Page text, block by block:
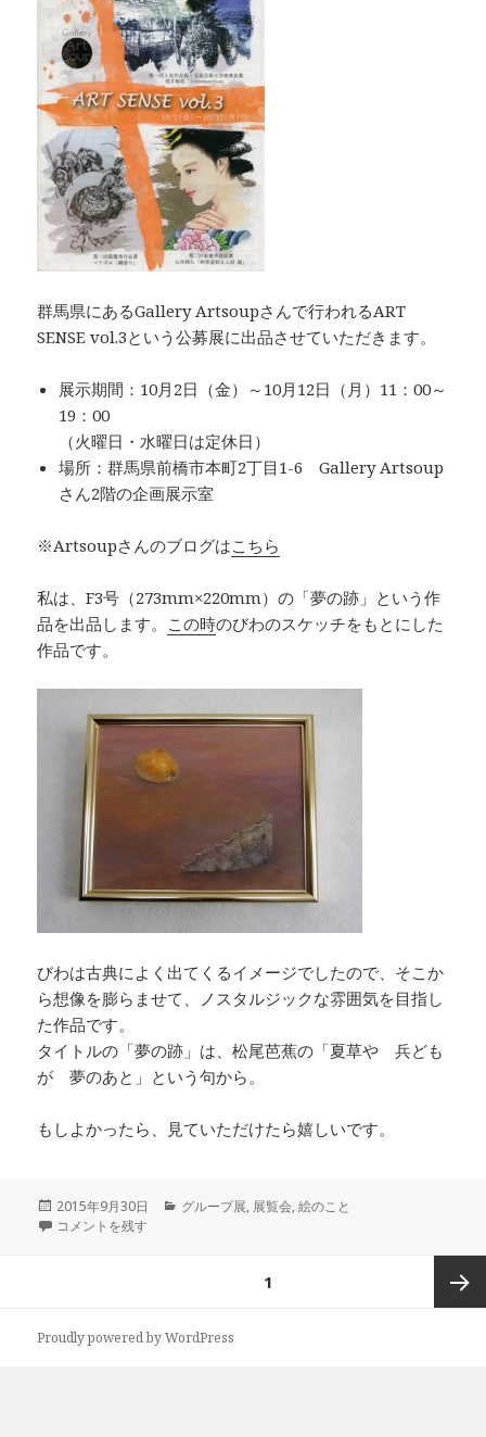
群馬県にあるGallery Artsoupさんで行われるART
SENSE vol.3という公募展に出品させていただきます。
展示期間：10月2日（金）～10月12日（月）11：00～
19：00
（火曜日・水曜日は定休日）
場所：群馬県前橋市本町2丁目1-6 Gallery Artsoup
さん2階の企画展示室
※Artsoupさんのブログはこちら
私は、F3号（273mm×220mm）の「夢の跡」という作
品を出品します。 この時のびわのスケッチをもとにした
作品です。
びわは古典によく出てくるイメージでしたので、そこか
ら想像を膨らませて、ノスタルジックな雰囲気を目指し
た作品です。
タイトルの「夢の跡」は、松尾芭蕉の「夏草や 兵ども
が 夢のあと」という句から。
もしよかったら、見ていただけたら嬉しいです。
投
稿
2015年9月30日
カ
グループ展, 展覧会,絵のこと
ART SENSE vol.3に出品します。 に
コメントを残す
1
Proudly powered by WordPress